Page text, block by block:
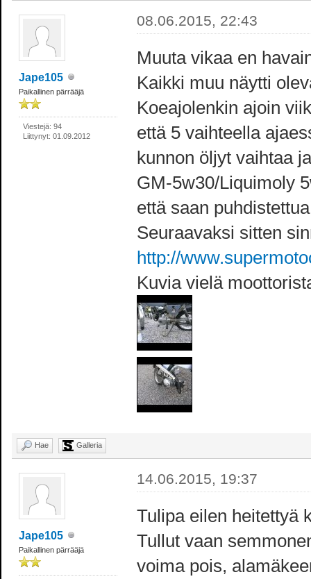
Jape105
Paikallinen pärrääjä
Viestejä: 94
Liittynyt: 01.09.2012
08.06.2015, 22:43
Muuta vikaa en
Kaikki muu näytti
Koeajolenkin ajoin
että 5 vaihteella
kunnon öljyt vaihtaa
GM-5w30/Liquimoly
että saan
Seuraavaksi sitten
http://
Kuvia vielä
Hae Galleria
Jape105
Paikallinen pärrääjä
14.06.2015, 19:37
Tulipa eilen heitettyä
Tullut vaan
voima pois,